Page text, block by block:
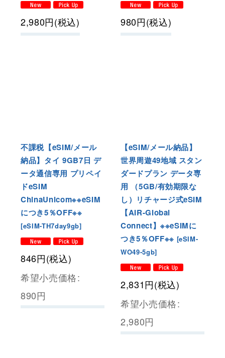
2,980円(税込) 980円(税込)
不課税【eSIM/メール
納品】タイ 9GB7日 デ
ータ通信専用 プリペイ
ドeSIM
ChinaUnicom※※eSIM
につき5％OFF※※
[eSIM-TH7day9gb]
846円(税込)
希望小売価格:
890円
【eSIM/メール納品】
世界周遊49地域 スタン
ダードプラン データ専
用 （5GB/有効期限な
し）リチャージ式eSIM
【AIR-Global
Connect】※※eSIMに
つき5％OFF※※ [eSIM-
WO49-5gb]
2,831円(税込)
希望小売価格:
2,980円